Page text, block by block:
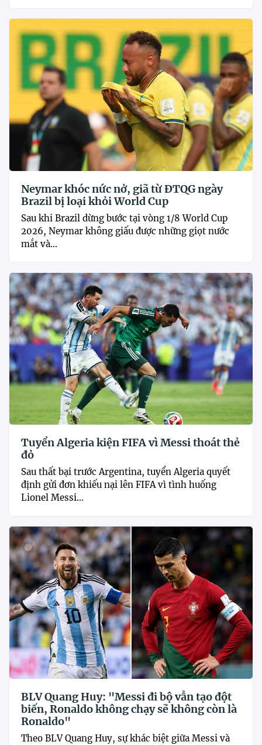
Neymar khóc nức nở, giã từ ĐTQG ngày
Brazil bị loại khỏi World Cup
Sau khi Brazil dừng bước tại vòng 1/8 World Cup
2026, Neymar không giấu được những giọt nước
mắt và...
Tuyển Algeria kiện FIFA vì Messi thoát thẻ
đỏ
Sau thất bại trước Argentina, tuyển Algeria quyết
định gửi đơn khiếu nại lên FIFA vì tình huống
Lionel Messi...
BLV Quang Huy: "Messi đi bộ vẫn tạo đột
biến, Ronaldo không chạy sẽ không còn là
Ronaldo"
Theo BLV Quang Huy, sự khác biệt giữa Messi và